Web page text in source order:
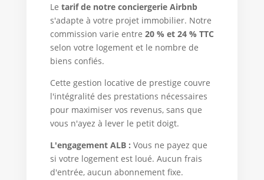
Le tarif de notre conciergerie Airbnb
s'adapte à votre projet immobilier. Notre
commission varie entre 20 % et 24 % TTC
selon votre logement et le nombre de
biens confiés.
Cette gestion locative de prestige couvre
l'intégralité des prestations nécessaires
pour maximiser vos revenus, sans que
vous n'ayez à lever le petit doigt.
L'engagement ALB : Vous ne payez que
si votre logement est loué. Aucun frais
d'entrée, aucun abonnement fixe.